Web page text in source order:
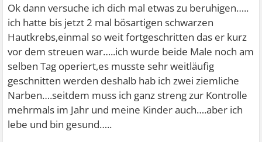
Ok dann versuche ich dich mal etwas zu beruhigen…..
ich hatte bis jetzt 2 mal bösartigen schwarzen
Hautkrebs,einmal so weit fortgeschritten das er kurz
vor dem streuen war…..ich wurde beide Male noch am
selben Tag operiert,es musste sehr weitläufig
geschnitten werden deshalb hab ich zwei ziemliche
Narben….seitdem muss ich ganz streng zur Kontrolle
mehrmals im Jahr und meine Kinder auch….aber ich
lebe und bin gesund…..